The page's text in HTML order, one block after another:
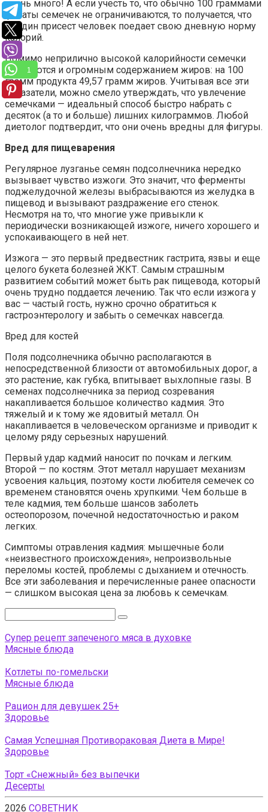
очень много! А если учесть то, что обычно 100 граммами
фанаты семечек не ограничиваются, то получается, что
за один присест человек поедает свою дневную норму
калорий.
Помимо неприлично высокой калорийности семечки
отличаются и огромным содержанием жиров: на 100
грамм продукта 49,57 грамм жиров. Учитывая все эти
показатели, можно смело утверждать, что увлечение
семечками — идеальный способ быстро набрать с
десяток (а то и больше) лишних килограммов. Любой
диетолог подтвердит, что они очень вредны для фигуры.
Вред для пищеварения
Регулярное лузганье семян подсолнечника нередко
вызывает чувство изжоги. Это значит, что ферменты
поджелудочной железы выбрасываются из желудка в
пищевод и вызывают раздражение его стенок.
Несмотря на то, что многие уже привыкли к
периодически возникающей изжоге, ничего хорошего и
успокаивающего в ней нет.
Изжога — это первый предвестник гастрита, язвы и еще
целого букета болезней ЖКТ. Самым страшным
развитием событий может быть рак пищевода, который
очень трудно поддается лечению. Так что если изжога у
вас — частый гость, нужно срочно обратиться к
гастроэнтерологу и забыть о семечках навсегда.
Вред для костей
Поля подсолнечника обычно располагаются в
непосредственной близости от автомобильных дорог, а
это растение, как губка, впитывает выхлопные газы. В
семенах подсолнечника за период созревания
накапливается большое количество кадмия. Это
тяжелый и к тому же ядовитый металл. Он
накапливается в человеческом организме и приводит к
целому ряду серьезных нарушений.
Первый удар кадмий наносит по почкам и легким.
Второй — по костям. Этот металл нарушает механизм
усвоения кальция, поэтому кости любителя семечек со
временем становятся очень хрупкими. Чем больше в
теле кадмия, тем больше шансов заболеть
остеопорозом, почечной недостаточностью и раком
легких.
Симптомы отравления кадмия: мышечные боли
«неизвестного происхождения», непроизвольные
переломы костей, проблемы с дыханием и отечность.
Все эти заболевания и перечисленные ранее опасности
— слишком высокая цена за любовь к семечкам.
Супер рецепт запеченого мяса в духовке
Мясные блюда
Котлеты по-гомельски
Мясные блюда
Рацион для девушек 25+
Здоровье
Самая Успешная Противораковая Диета в Мире!
Здоровье
Торт «Снежный» без выпечки
Десерты
2026 СОВЕТНИК
1